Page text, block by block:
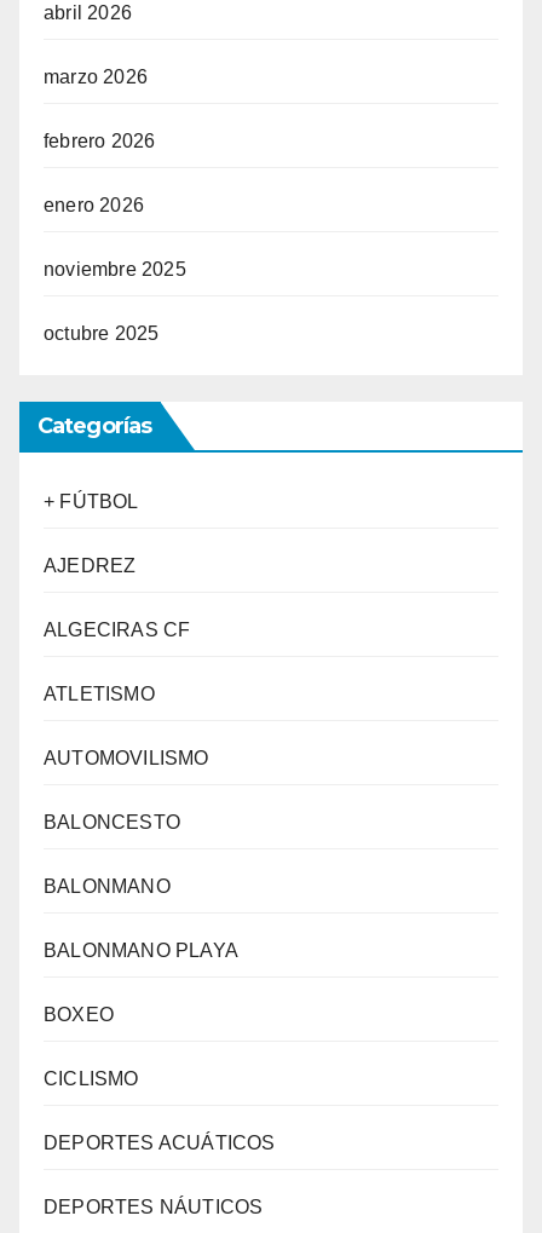
abril 2026
marzo 2026
febrero 2026
enero 2026
noviembre 2025
octubre 2025
Categorías
+ FÚTBOL
AJEDREZ
ALGECIRAS CF
ATLETISMO
AUTOMOVILISMO
BALONCESTO
BALONMANO
BALONMANO PLAYA
BOXEO
CICLISMO
DEPORTES ACUÁTICOS
DEPORTES NÁUTICOS